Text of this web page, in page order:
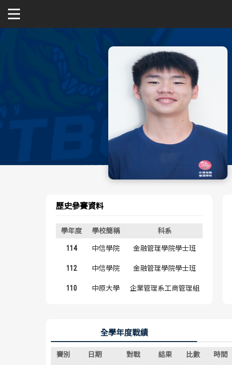
關於富邦人壽UBA
歷史參賽資料
學年度 學校簡稱 科系
114 中信學院 金融管理學院學士班
112 中信學院 金融管理學院學士班
110 中原大學 企業管理系工商管理組
全學年度戰績
賽別 日期 對戰 結果 比數 時間